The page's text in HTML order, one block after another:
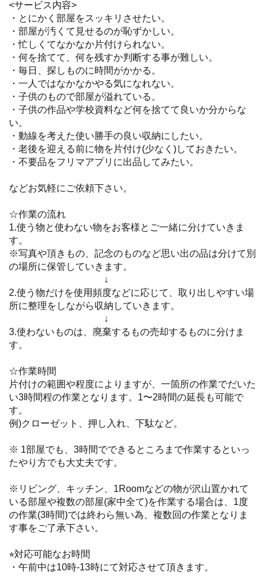
<サービス内容>
・とにかく部屋をスッキリさせたい。
・部屋が汚くて見せるのが恥ずかしい。
・忙しくてなかなか片付けられない。
・何を捨てて、何を残すか判断する事が難しい。
・毎日、探しものに時間がかかる。
・一人ではなかなかやる気になれない。
・子供のもので部屋が溢れている。
・子供の作品や学校資料など何を捨てて良いか分からな
い。
・動線を考えた使い勝手の良い収納にしたい。
・老後を迎える前に物を片付け(少なく)しておきたい。
・不要品をフリマアプリに出品してみたい。
などお気軽にご依頼下さい。
☆作業の流れ
1.使う物と使わない物をお客様とご一緒に分けていきま
す。
※写真や頂きもの、記念のものなど思い出の品は分けて別
の場所に保管していきます。
↓
2.使う物だけを使用頻度などに応じて、取り出しやすい場
所に整理をしながら収納していきます。
↓
3.使わないものは、廃棄するもの売却するものに分けま
す。
☆作業時間
片付けの範囲や程度によりますが、一箇所の作業でだいた
い3時間程の作業となります。1〜2時間の延長も可能で
す。
例)クローゼット、押し入れ、下駄など。
※ 1部屋でも、3時間でできるところまで作業するといっ
たやり方でも大丈夫です。
※リビング、キッチン、1Roomなどの物が沢山置かれて
いる部屋や複数の部屋(家中全て)を作業する場合は、1度
の作業(3時間)では終わら無い為、複数回の作業となりま
す事をご了承下さい。
⭐︎対応可能なお時間
・午前中は10時-13時にて対応させて頂きます。